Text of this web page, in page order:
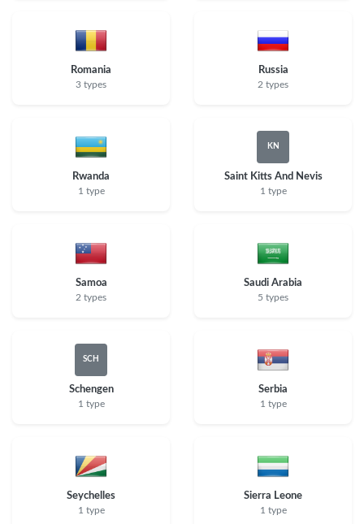
Romania
3 types
Russia
2 types
Rwanda
1 type
KN
Saint Kitts And Nevis
1 type
Samoa
2 types
Saudi Arabia
5 types
SCH
Schengen
1 type
Serbia
1 type
Seychelles
1 type
Sierra Leone
1 type